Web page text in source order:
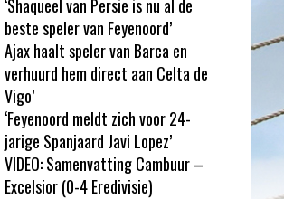
‘Shaqueel van Persie is nu al de
beste speler van Feyenoord’
Ajax haalt speler van Barca en
verhuurd hem direct aan Celta de
Vigo’
‘Feyenoord meldt zich voor 24-
jarige Spanjaard Javi Lopez’
VIDEO: Samenvatting Cambuur –
Excelsior (0-4 Eredivisie)